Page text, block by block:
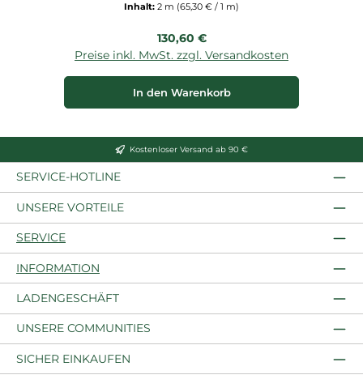
Inhalt: 2 m (65,30 € / 1 m)
Regulärer Preis:
130,60 €
Preise inkl. MwSt. zzgl. Versandkosten
In den Warenkorb
Kostenloser Versand ab 90 €
SERVICE-HOTLINE
UNSERE VORTEILE
SERVICE
INFORMATION
LADENGESCHÄFT
UNSERE COMMUNITIES
SICHER EINKAUFEN